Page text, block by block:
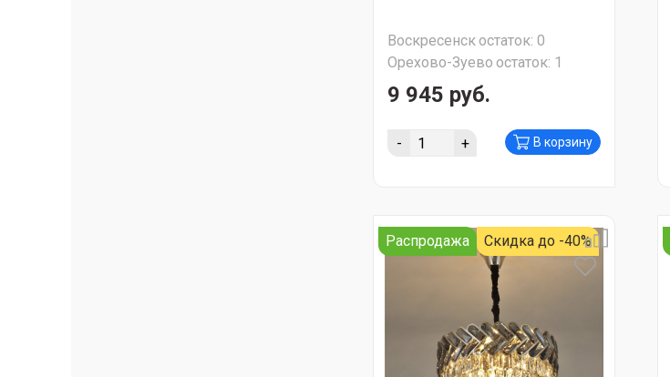
Воскресенскостаток: 0
Орехово-Зуево остаток: 1
9 945 руб.
- + В корзину
Распродажа Скидка до -40%